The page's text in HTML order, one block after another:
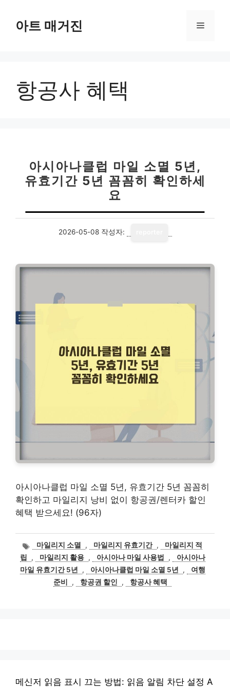
아트 매거진 메
항공사 혜택
아시아나클럽 마일 소멸 5년,
유효기간 5년 꼼꼼히 확인하세
요
2026-05-08 작성자:
아시아나클럽 마일 소멸 5년, 유효기간 5년 꼼꼼히
확인하고 마일리지 낭비 없이 항공권/렌터카 할인
혜택 받으세요! (96자)
태마일리지 소멸 , 마일리지 유효기간 ,
마일리지 적
립
, 마일리지 활용 , 아시아나 마일 사용법 ,
아시아나
마일 유효기간 5년
, 아시아나클럽 마일 소멸 5년 ,
여행
준비
, 항공권 할인 , 항공사 혜택
메신저 읽음 표시 끄는 방법: 읽음 알림 차단 설정 A